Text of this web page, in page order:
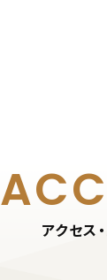
アクセス